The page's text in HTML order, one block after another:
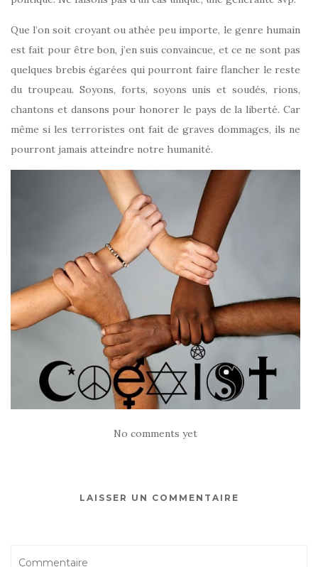
Que l’on soit croyant ou athée peu importe, le genre humain
est fait pour être bon, j’en suis convaincue, et ce ne sont pas
quelques brebis égarées qui pourront faire flancher le reste
du troupeau. Soyons, forts, soyons unis et soudés, rions,
chantons et dansons pour honorer le pays de la liberté. Car
même si les terroristes ont fait de graves dommages, ils ne
pourront jamais atteindre notre humanité.
No comments yet
LAISSER UN COMMENTAIRE